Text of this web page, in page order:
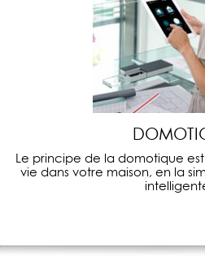
Le principe de la domotique
vie dans votre maison, en la